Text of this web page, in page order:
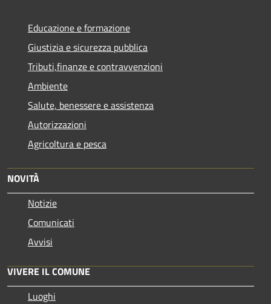
Educazione e formazione
Giustizia e sicurezza pubblica
Tributi,finanze e contravvenzioni
Ambiente
Salute, benessere e assistenza
Autorizzazioni
Agricoltura e pesca
NOVITÀ
Notizie
Comunicati
Avvisi
VIVERE IL COMUNE
Luoghi